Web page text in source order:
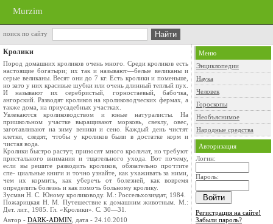
Murzim
поиск по сайту
Кролики
Пород домашних кроликов очень много. Среди кроликов есть
настоящие богатыри; их так и называют—белые великаны и
серые великаны. Весят они до 7 кг. Есть кролики и поменьше,
но зато у них красивые шубки или очень длинный теплый пух.
И называют их серебристый, горностаевый, бабочка,
ангорский. Разводят кроликов на кролиководческих фермах, а
также дома, на приусадебных участках.
Увлекаются кролиководством и юные натуралисты. На
пришкольном участке выращивают морковь, свеклу, овес,
заготавливают на зиму веники и сено. Каждый день чистят
клетки, следят, чтобы у кроликов были в достатке корм и
чистая вода.
Кролики быстро растут, приносят много крольчат, но требуют
пристального внимания и тщательного ухода. Вот почему,
если вы решите разводить кроликов, обязательно прочтите
спе- циальные книги и точно узнайте, как ухаживать за ними,
чем их кормить, как уберечь от болезней, как вовремя
определить болезнь и как помочь больному кролику.
Зусман Н. С. Юному кролиководу. М.: Россельхозиздат, 1984.
Пожарицкая Н. М. Путешествие к домашним животным. М.:
Дет. лит., 1985. Гл. «Кролики». С. 30—31.
Автор - DARK-ADMIN , дата - 24.10.2010
Меню
Энциклопедии
Наука
Человек
Гороскопы
Необъяснимое
Народные средства
Авторизация
Логин:
Пароль:
Регистрация на сайте!
Забыли пароль?